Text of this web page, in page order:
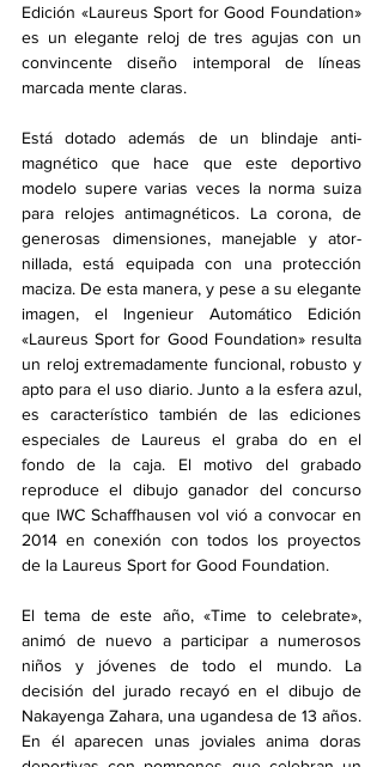
Edición «Laureus Sport for Good Foundation»
es un elegante reloj de tres agujas con un
convincente diseño intemporal de líneas
marcada­ mente claras.
Está dotado además de un blindaje anti­
magnético que hace que este deportivo
modelo supere varias veces la norma suiza
para relojes antimagnéticos. La corona, de
generosas dimensiones, manejable y ator­
nillada, está equipada con una protección
maciza. De esta manera, y pese a su elegante
imagen, el Ingenieur Automático Edición
«Laureus Sport for Good Foundation» resulta
un reloj extremadamente funcional, robusto y
apto para el uso diario. Junto a la esfera azul,
es característico también de las ediciones
especiales de Laureus el graba­ do en el
fondo de la caja. El motivo del grabado
reproduce el dibujo ganador del concurso
que IWC Schaffhausen vol­ vió a convocar en
2014 en conexión con todos los proyectos
de la Laureus Sport for Good Foundation.
El tema de este año, «Time to celebrate»,
animó de nuevo a participar a numerosos
niños y jóvenes de todo el mundo. La
decisión del jurado recayó en el dibujo de
Nakayenga Zahara, una ugandesa de 13 años.
En él aparecen unas joviales anima­ doras